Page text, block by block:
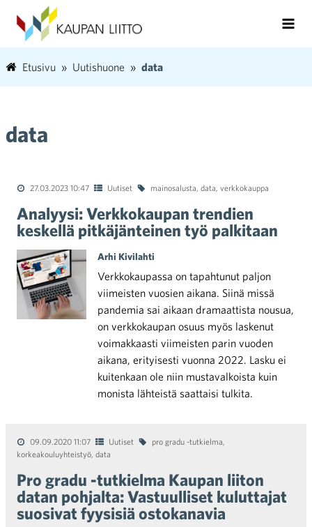
Etusivu Uutishuone data
data
27.03.2023 10:47 Uutiset mainosalusta, data, verkkokauppa
Analyysi: Verkkokaupan trendien
keskellä pitkäjänteinen työ palkitaan
Arhi Kivilahti
Verkkokaupassa on tapahtunut paljon
viimeisten vuosien aikana. Siinä missä
pandemia sai aikaan dramaattista nousua,
on verkkokaupan osuus myös laskenut
voimakkaasti viimeisten parin vuoden
aikana, erityisesti vuonna 2022. Lasku ei
kuitenkaan ole niin mustavalkoista kuin
monista lähteistä saattaisi tulkita.
09.09.2020 11:07 Uutiset pro gradu -tutkielma,
korkeakouluyhteistyö, data
Pro gradu -tutkielma Kaupan liiton
datan pohjalta: Vastuulliset kuluttajat
suosivat fyysisiä ostokanavia